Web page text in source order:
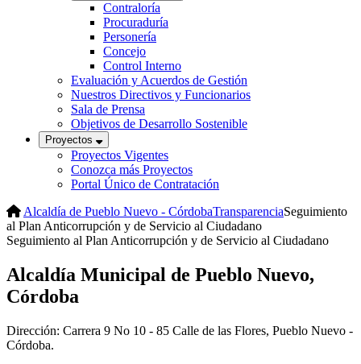
Contraloría
Procuraduría
Personería
Concejo
Control Interno
Evaluación y Acuerdos de Gestión
Nuestros Directivos y Funcionarios
Sala de Prensa
Objetivos de Desarrollo Sostenible
Proyectos
Proyectos Vigentes
Conozca más Proyectos
Portal Único de Contratación
Alcaldía de Pueblo Nuevo - CórdobaTransparenciaSeguimiento
al Plan Anticorrupción y de Servicio al Ciudadano
Seguimiento al Plan Anticorrupción y de Servicio al Ciudadano
Alcaldía Municipal de Pueblo Nuevo,
Córdoba
Dirección: Carrera 9 No 10 - 85 Calle de las Flores, Pueblo Nuevo -
Córdoba.